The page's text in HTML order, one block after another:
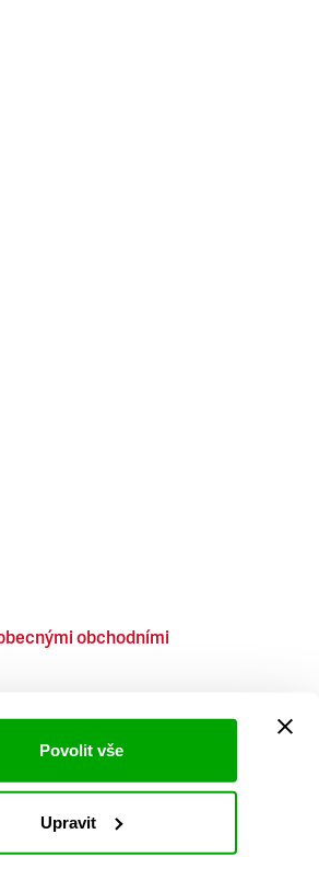
Povolit vše
Upravit
obchodními